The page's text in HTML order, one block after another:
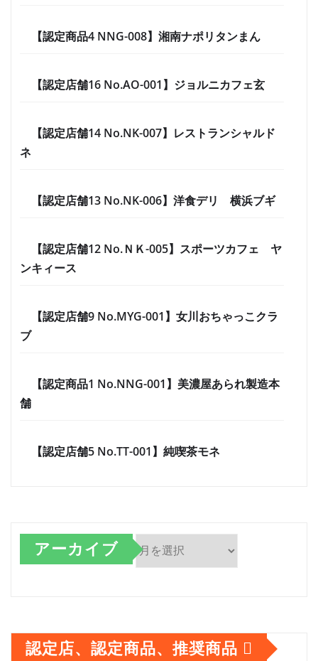
【認定商品4 NNG-008】湘南ナポリタンまん
【認定店舗16 No.AO-001】ジョルニカフェ玄
【認定店舗14 No.NK-007】レストランシャルド
ネ
【認定店舗13 No.NK-006】洋食デリ 横浜ブギ
【認定店舗12 No.ＮＫ-005】スポーツカフェ ヤ
ンキィース
【認定店舗9 No.MYG-001】女川おちゃっこクラ
ブ
【認定商品1 No.NNG-001】美濃屋あられ製造本
舗
【認定店舗5 No.TT-001】純喫茶モネ
アーカイブ
カ
イ
認定店、認定商品、推奨商品